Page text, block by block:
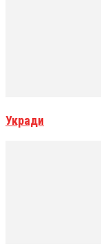
Укради